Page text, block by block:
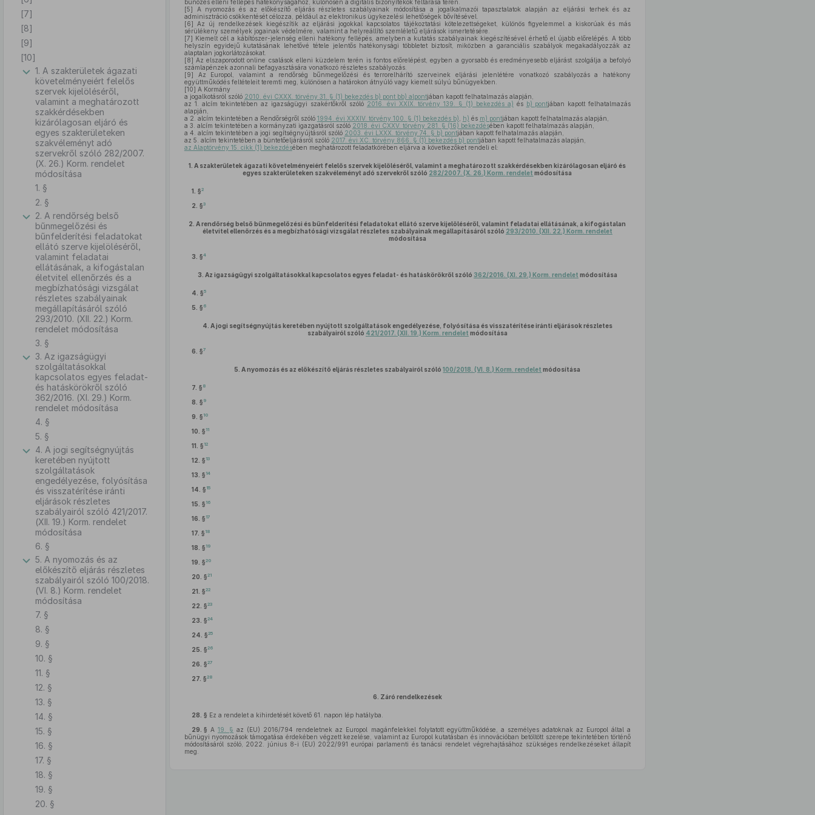
[7]
[8]
[9]
[10]
1. A szakterületek ágazati
követelményeiért felelős
szervek kijelöléséről,
valamint a meghatározott
szakkérdésekben
kizárólagosan eljáró és
egyes szakterületeken
szakvéleményt adó
szervekről szóló 282/2007.
(X. 26.) Korm. rendelet
módosítása
1. §
2. §
2. A rendőrség belső
bűnmegelőzési és
bűnfelderítési feladatokat
ellátó szerve kijelöléséről,
valamint feladatai
ellátásának, a kifogástalan
életvitel ellenőrzés és a
megbízhatósági vizsgálat
részletes szabályainak
megállapításáról szóló
293/2010. (XII. 22.) Korm.
rendelet módosítása
3. §
3. Az igazságügyi
szolgáltatásokkal
kapcsolatos egyes feladat-
és hatáskörökről szóló
362/2016. (XI. 29.) Korm.
rendelet módosítása
4. §
5. §
4. A jogi segítségnyújtás
keretében nyújtott
szolgáltatások
engedélyezése, folyósítása
és visszatérítése iránti
eljárások részletes
szabályairól szóló 421/2017.
(XII. 19.) Korm. rendelet
módosítása
6. §
5. A nyomozás és az
előkészítő eljárás részletes
szabályairól szóló 100/2018.
(VI. 8.) Korm. rendelet
módosítása
7. §
8. §
9. §
10. §
11. §
12. §
13. §
14. §
15. §
16. §
17. §
18. §
19. §
20. §
bűnözés elleni fellépés hatékonyságához, különösen a digitális bizonyítékok feltárása terén.
[5] A nyomozás és az előkészítő eljárás részletes szabályainak módosítása a jogalkalmazói tapasztalatok alapján az eljárási terhek és az
adminisztráció csökkentését célozza, például az elektronikus ügykezelési lehetőségek bővítésével.
[6] Az új rendelkezések kiegészítik az eljárási jogokkal kapcsolatos tájékoztatási kötelezettségeket, különös figyelemmel a kiskorúak és más
sérülékeny személyek jogainak védelmére, valamint a helyreállító szemléletű eljárások ismertetésére.
[7] Kiemelt cél a kábítószer-jelenség elleni hatékony fellépés, amelyben a kutatás szabályainak kiegészítésével érhető el újabb előrelépés. A több
helyszín egyidejű kutatásának lehetővé tétele jelentős hatékonysági többletet biztosít, miközben a garanciális szabályok megakadályozzák az
alaptalan jogkorlátozásokat.
[8] Az elszaporodott online csalások elleni küzdelem terén is fontos előrelépést, egyben a gyorsabb és eredményesebb eljárást szolgálja a befolyó
számlapénzek azonnali befagyasztására vonatkozó részletes szabályozás.
[9] Az Europol, valamint a rendőrség bűnmegelőzési és terrorelhárító szerveinek eljárási jelenlétére vonatkozó szabályozás a hatékony
együttműködés feltételeit teremti meg, különösen a határokon átnyúló vagy kiemelt súlyú bűnügyekben.
[10] A Kormány
a jogalkotásról szóló 2010. évi CXXX. törvény 31. § (1) bekezdés b) pont bb) alpontjában kapott felhatalmazás alapján,
az 1. alcím tekintetében az igazságügyi szakértőkről szóló 2016. évi XXIX. törvény 139. § (1) bekezdés a) és b) pontjában kapott felhatalmazás
alapján,
a 2. alcím tekintetében a Rendőrségről szóló 1994. évi XXXIV. törvény 100. § (1) bekezdés b) h) és m) pontjában kapott felhatalmazás alapján,
a 3. alcím tekintetében a kormányzati igazgatásról szóló 2018. évi CXXV. törvény 281. § (16) bekezdésében kapott felhatalmazás alapján,
a 4. alcím tekintetében a jogi segítségnyújtásról szóló 2003. évi LXXX. törvény 74. § b) pontjában kapott felhatalmazás alapján,
az 5. alcím tekintetében a büntetőeljárásról szóló 2017. évi XC. törvény 866. § (1) bekezdés b) pontjában kapott felhatalmazás alapján,
az Alaptörvény 15. cikk (1) bekezdésében meghatározott feladatkörében eljárva a következőket rendeli el:
1. A szakterületek ágazati követelményeiért felelős szervek kijelöléséről, valamint a meghatározott szakkérdésekben kizárólagosan eljáró és
egyes szakterületeken szakvéleményt adó szervekről szóló 282/2007. (X. 26.) Korm. rendelet módosítása
1. §2
2. §3
2. A rendőrség belső bűnmegelőzési és bűnfelderítési feladatokat ellátó szerve kijelöléséről, valamint feladatai ellátásának, a kifogástalan
életvitel ellenőrzés és a megbízhatósági vizsgálat részletes szabályainak megállapításáról szóló 293/2010. (XII. 22.) Korm. rendelet
módosítása
3. §4
3. Az igazságügyi szolgáltatásokkal kapcsolatos egyes feladat- és hatáskörökről szóló 362/2016. (XI. 29.) Korm. rendelet módosítása
4. §5
5. § 6
4. A jogi segítségnyújtás keretében nyújtott szolgáltatások engedélyezése, folyósítása és visszatérítése iránti eljárások részletes
szabályairól szóló 421/2017. (XII. 19.) Korm. rendelet módosítása
6. §7
5. A nyomozás és az előkészítő eljárás részletes szabályairól szóló100/2018. (VI. 8.) Korm. rendelet módosítása
7. § 8
8. § 9
9. § 10
10. § 11
11. § 12
12. § 13
13. § 14
14. § 15
15. § 16
16. § 17
17. § 18
18. § 19
19. §20
20. §21
21. §22
22. §23
23. §24
24. §25
25. §26
26. §27
27. §28
6. Záró rendelkezések
28. § Ez a rendelet a kihirdetését követő 61. napon lép hatályba.
29. § A 19. § az (EU) 2016/794 rendeletnek az Europol magánfelekkel folytatott együttműködése, a személyes adatoknak az Europol által a
bűnügyi nyomozások támogatása érdekében végzett kezelése, valamint az Europol kutatásban és innovációban betöltött szerepe tekintetében történő
módosításáról szóló, 2022. június 8-i (EU) 2022/991 európai parlamenti és tanácsi rendelet végrehajtásához szükséges rendelkezéseket állapít
meg.